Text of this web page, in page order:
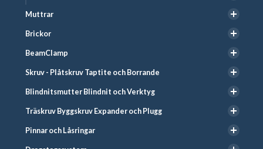
Muttrar
Brickor
BeamClamp
Skruv - Plåtskruv Taptite och Borrande
Blindnitsmutter Blindnit och Verktyg
Träskruv Byggskruv Expander och Plugg
Pinnar och Låsringar